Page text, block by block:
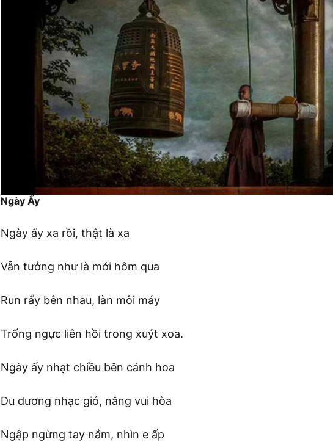
Ngày Ấy
Ngày ấy xa rồi, thật là xa
Vẫn tưởng như là mới hôm qua
Run rẩy bên nhau, làn môi máy
Trống ngực liên hồi trong xuýt xoa.
Ngày ấy nhạt chiều bên cánh hoa
Du dương nhạc gió, nắng vui hòa
Ngập ngừng tay nắm, nhìn e ấp